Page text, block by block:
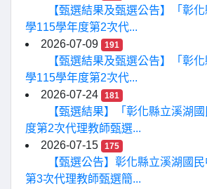
【甄選結果及甄選公告】「彰
學115學年度第2次代...
2026-07-09
191
【甄選結果及甄選公告】「彰
學115學年度第2次代...
2026-07-24
181
【甄選結果】「彰化縣立溪湖
度第2次代理教師甄選...
2026-07-15
175
【甄選公告】彰化縣立溪湖國
第3次代理教師甄選簡...